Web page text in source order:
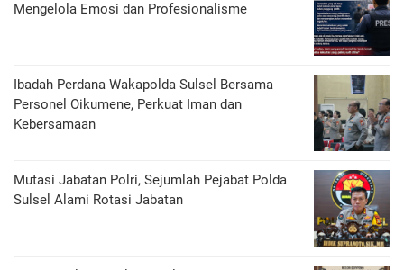
Mengelola Emosi dan Profesionalisme
Ibadah Perdana Wakapolda Sulsel Bersama
Personel Oikumene, Perkuat Iman dan
Kebersamaan
Mutasi Jabatan Polri, Sejumlah Pejabat Polda
Sulsel Alami Rotasi Jabatan